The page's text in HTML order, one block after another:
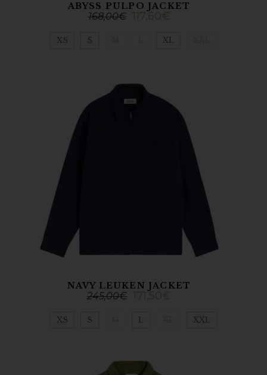
ABYSS PULPO JACKET
168,00€ 117,60€
XS S XL
NAVY LEUKEN JACKET
245,00€ 171,50€
XS S L XXL